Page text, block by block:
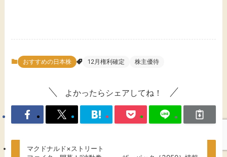
おすすめの日本株 12月権利確定 株主優待
よかったらシェアしてね！
マクドナルド×ストリート